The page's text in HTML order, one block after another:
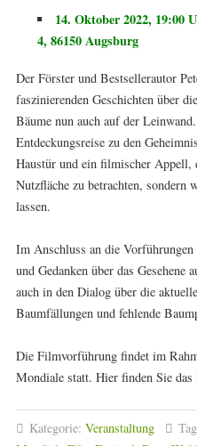
14. Oktober 2022, 19:00
4, 86150 Augsburg
Der Förster und Bestsellerautor
faszinierenden Geschichten über
Bäume nun auch auf der
Entdeckungsreise zu den
Haustür und ein filmischer Appell,
Nutzfläche zu betrachten, sondern
lassen.
Im Anschluss an die
und Gedanken über das Gesehene
auch in den Dialog über die
Baumfällungen und fehlende
Die Filmvorführung findet im
Mondiale statt. Hier finden Sie das
Kategorie: Veranstaltung